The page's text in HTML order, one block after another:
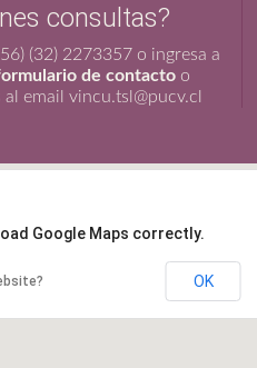
consultas?
(32) 2273357 o ingresa a
de contactoo
al email vincu.tsl@pucv.cl
Google Maps correctly.
OK